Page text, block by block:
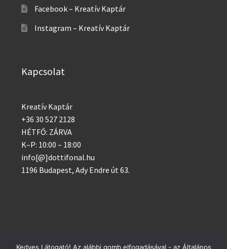
Facebook – Kreatív Kaptár
Instagram – Kreatív Kaptár
Kapcsolat
Kreatív Kaptár
+36 30 527 2128
HÉTFŐ: ZÁRVA
K–P: 10:00 – 18:00
info[@]dottifonal.hu
1196 Budapest, Ady Endre út 63.
Kedves Látogató! Az alábbi gomb elfogadásával - az Általános